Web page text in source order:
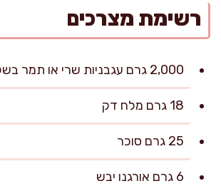
רשימת מצרכים
2,000 גרם עגבניות שרי או תמר בשלות אך מוצקות
18 גרם מלח דק
25 גרם סוכר
6 גרם אורגנו יבש